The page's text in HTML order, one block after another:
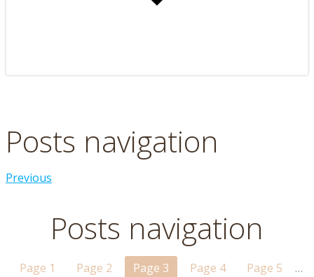
Posts navigation
Previous
Posts navigation
Page 1 Page 2 Page 3 Page 4 Page 5 …